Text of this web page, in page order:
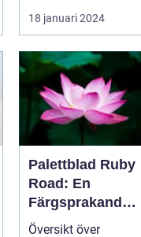
addera liv och färg
till...
18 januari 2024
Palettblad Ruby
Road: En
Färgsprakande
Favorit för Hem
Översikt över